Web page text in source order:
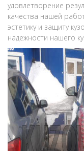
удовлетворение
качества нашей
эстетику и защиту
надежности нашего